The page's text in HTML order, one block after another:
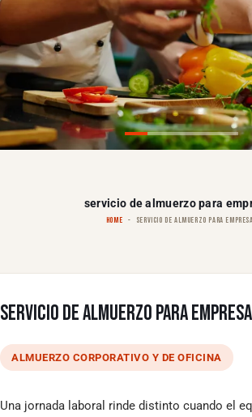
servicio de almuerzo para
HOME SERVICIO DE ALMUERZO PARA
SERVICIO DE ALMUERZO PARA
ALMUERZO CORPORATIVO Y DE OFICINA
Una jornada laboral rinde distinto cuando el